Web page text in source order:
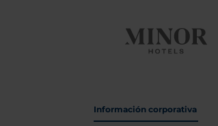
Información corporativa